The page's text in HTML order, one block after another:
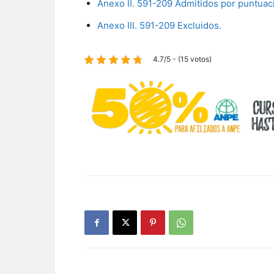
Anexo II. 591-209 Admitidos por
Anexo III. 591-209 Excluidos.
4.7/5 - (15 votos)